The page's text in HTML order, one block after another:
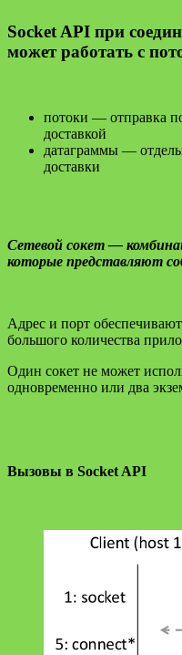
Socket API при
может работать с
потоки — отправка
доставкой
датаграммы —
доставки
Сетевой сокет —
которые представляют
Адрес и порт
большого количества
Один сокет не может
одновременно или два
Вызовы в Socket API